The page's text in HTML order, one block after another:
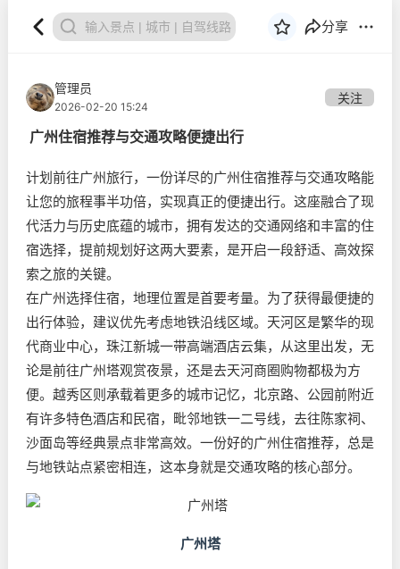
分享
管理员
2026-02-20 15:24
关注
广州住宿推荐与交通攻略便捷出行
计划前往广州旅行，一份详尽的广州住宿推荐与交通攻略能
让您的旅程事半功倍，实现真正的便捷出行。这座融合了现
代活力与历史底蕴的城市，拥有发达的交通网络和丰富的住
宿选择，提前规划好这两大要素，是开启一段舒适、高效探
索之旅的关键。
在广州选择住宿，地理位置是首要考量。为了获得最便捷的
出行体验，建议优先考虑地铁沿线区域。天河区是繁华的现
代商业中心，珠江新城一带高端酒店云集，从这里出发，无
论是前往广州塔观赏夜景，还是去天河商圈购物都极为方
便。越秀区则承载着更多的城市记忆，北京路、公园前附近
有许多特色酒店和民宿，毗邻地铁一二号线，去往陈家祠、
沙面岛等经典景点非常高效。一份好的广州住宿推荐，总是
与地铁站点紧密相连，这本身就是交通攻略的核心部分。
广州塔